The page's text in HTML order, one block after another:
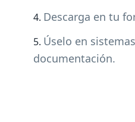
Descarga en tu
Úselo en
documentación.